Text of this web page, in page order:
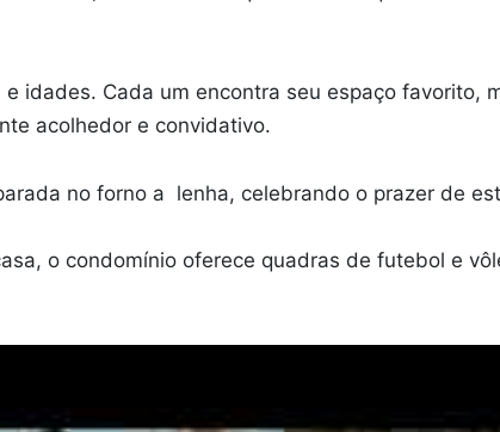
idades. Cada um encontra seu espaço favorito,
acolhedor e convidativo.
no forno a lenha, celebrando o prazer de
o condomínio oferece quadras de futebol e